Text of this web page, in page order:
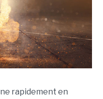
rapidement en